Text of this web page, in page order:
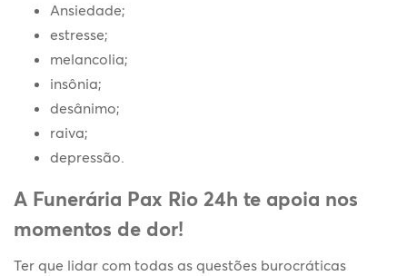
Ansiedade;
estresse;
melancolia;
insônia;
desânimo;
raiva;
depressão.
A Funerária Pax Rio 24h te apoia nos
momentos de dor!
Ter que lidar com todas as questões burocráticas